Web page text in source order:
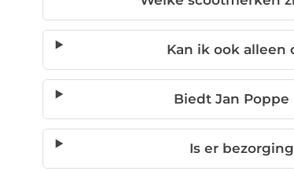
Kan ik ook alleen
Biedt Jan
Is er